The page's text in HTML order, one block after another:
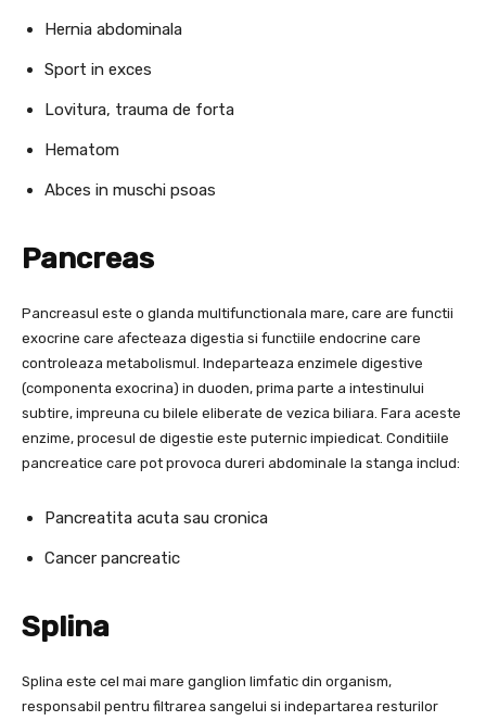
Hernia abdominala
Sport in exces
Lovitura, trauma de forta
Hematom
Abces in muschi psoas
Pancreas
Pancreasul este o glanda multifunctionala mare, care are functii
exocrine care afecteaza digestia si functiile endocrine care
controleaza metabolismul. Indeparteaza enzimele digestive
(componenta exocrina) in duoden, prima parte a intestinului
subtire, impreuna cu bilele eliberate de vezica biliara. Fara aceste
enzime, procesul de digestie este puternic impiedicat. Conditiile
pancreatice care pot provoca dureri abdominale la stanga includ:
Pancreatita acuta sau cronica
Cancer pancreatic
Splina
Splina este cel mai mare ganglion limfatic din organism,
responsabil pentru filtrarea sangelui si indepartarea resturilor